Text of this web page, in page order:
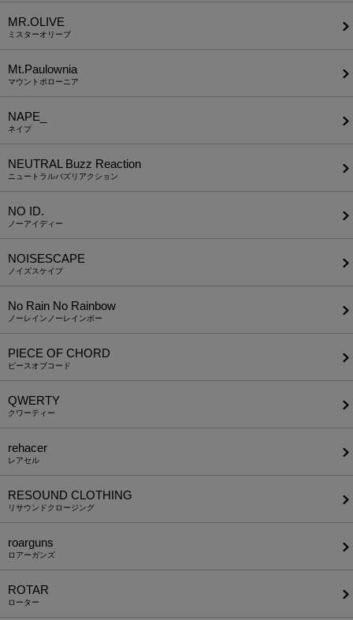
MR.OLIVE
ミスターオリーブ
Mt.Paulownia
マウントポローニア
NAPE_
ネイプ
NEUTRAL Buzz Reaction
ニュートラルバズリアクション
NO ID.
ノーアイディー
NOISESCAPE
ノイズスケイプ
No Rain No Rainbow
ノーレインノーレインボー
PIECE OF CHORD
ピースオブコード
QWERTY
クワーティー
rehacer
レアセル
RESOUND CLOTHING
リサウンドクロージング
roarguns
ロアーガンズ
ROTAR
ローター